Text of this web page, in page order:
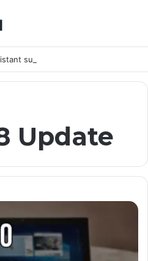
sur un NAS Synology
Update